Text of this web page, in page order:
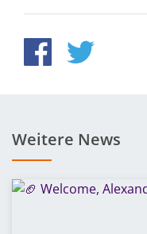
Weitere News